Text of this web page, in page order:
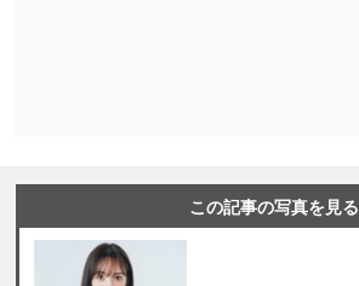
この記事の写真を見る